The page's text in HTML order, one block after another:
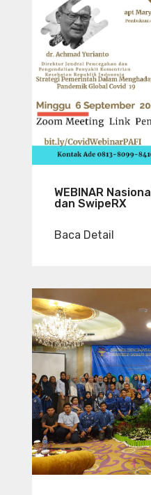
WEBINAR
dan SwipeRX
Baca Detail